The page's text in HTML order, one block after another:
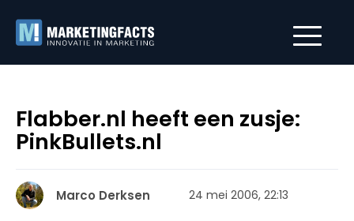
Flabber.nl heeft een zusje:
PinkBullets.nl
Marco Derksen 24 mei 2006, 22:13